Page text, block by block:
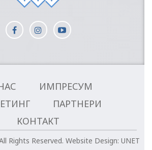
ИМПРЕСУМ
ПАРТНЕРИ
КОНТАКТ
Rights Reserved. Website Design: UNET